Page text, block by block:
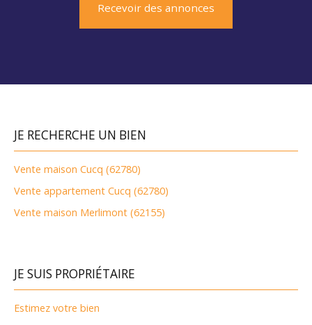
Recevoir des annonces
JE RECHERCHE UN BIEN
Vente maison Cucq (62780)
Vente appartement Cucq (62780)
Vente maison Merlimont (62155)
JE SUIS PROPRIÉTAIRE
Estimez votre bien